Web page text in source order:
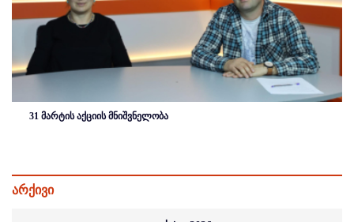
31 მარტის აქციის მნიშვნელობა
არქივი